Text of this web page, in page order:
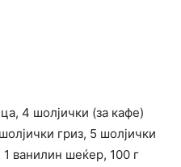
4 шолјички (за кафе)
гриз, 5 шолјички
ванилин шеќер, 100 г